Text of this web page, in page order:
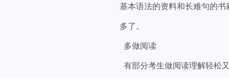
基本语法的资料和长难句的
多了。
多做阅读
有部分考生做阅读理解轻松